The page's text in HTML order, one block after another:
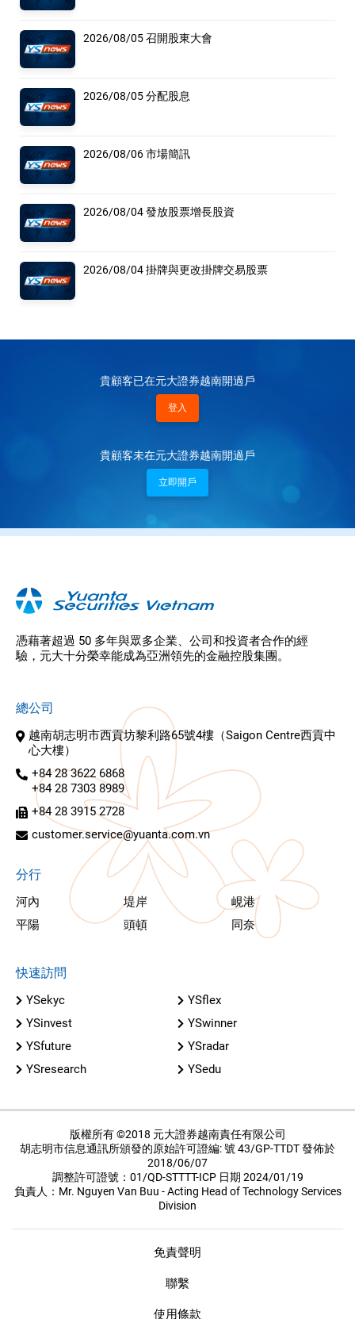
2026/08/05 召開股東大會
2026/08/05 分配股息
2026/08/06 市場簡訊
2026/08/04 發放股票增長股資
2026/08/04 掛牌與更改掛牌交易股票
貴顧客已在元大證券越南開過戶
登入
貴顧客未在元大證券越南開過戶
立即開戶
憑藉著超過 50 多年與眾多企業、公司和投資者合作的經
驗，元大十分榮幸能成為亞洲領先的金融控股集團。
總公司
越南胡志明市西貢坊黎利路65號4樓（Saigon Centre西貢中
心大樓）
+84 28 3622 6868
+84 28 7303 8989
+84 28 3915 2728
customer.service@yuanta.com.vn
分行
河內 堤岸
峴港
平陽
頭頓 同奈
快速訪問
YSekyc
YSflex
YSinvest
YSwinner
YSfuture
YSradar
YSresearch
YSedu
版權所有 ©2018 元大證券越南責任有限公司
胡志明市信息通訊所頒發的原始許可證編: 號 43/GP-TTDT 發佈於
2018/06/07
調整許可證號：01/QD-STTTT-ICP 日期 2024/01/19
負責人：Mr. Nguyen Van Buu - Acting Head of Technology Services
Division
免責聲明
聯繫
使用條款